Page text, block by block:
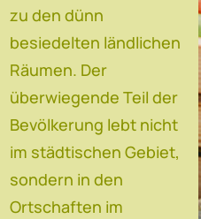
zu den dünn
besiedelten ländlichen
Räumen. Der
überwiegende Teil der
Bevölkerung lebt nicht
im städtischen Gebiet,
sondern in den
Ortschaften im